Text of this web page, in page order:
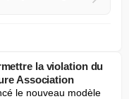
la violation du
Association
le nouveau modèle